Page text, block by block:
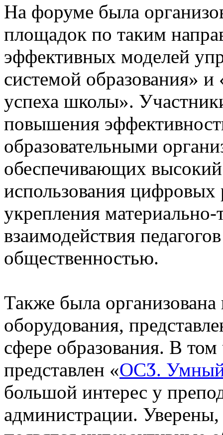
На форуме была
площадок по таким
эффективных моделей
системой образования» и
успеха школы».
повышения
образовательными
обеспечивающих высокий
использования цифровых
укрепления
взаимодействия
общественностью.
Также была
оборудования,
сфере образования. В
представлен «ОСӠ.
большой интерес у
администрации.